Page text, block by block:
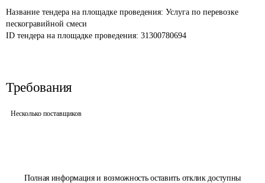
Полная информация и возможность оставить отклик доступны
Название тендера на площадке проведения: Услуга по перевозке
пескогравийной смеси
ID тендера на площадке проведения: 31300780694
Требования
Несколько поставщиков